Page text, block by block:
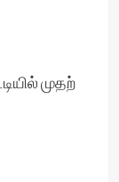
முதற்